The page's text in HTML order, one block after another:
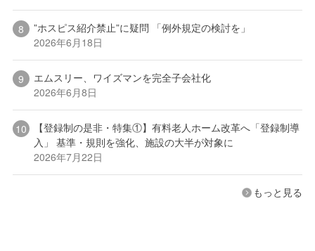
”ホスピス紹介禁止”に疑問 「例外規定の検討を」
2026年6月18日
エムスリー、ワイズマンを完全子会社化
2026年6月8日
【登録制の是非・特集①】有料老人ホーム改革へ「登録制導
入」 基準・規則を強化、施設の大半が対象に
2026年7月22日
もっと見る